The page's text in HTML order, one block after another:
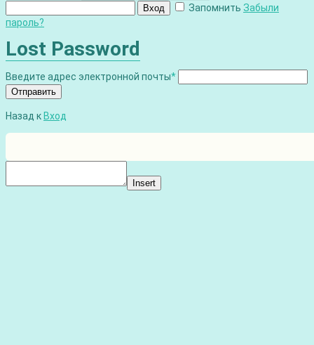
Вход Запомнить Забыли
пароль?
Lost Password
Введите адрес электронной почты*
Отправить
Назад к Вход
Insert